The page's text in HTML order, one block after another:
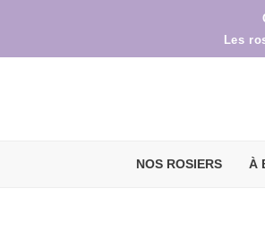
Les
NOS ROSIERS À